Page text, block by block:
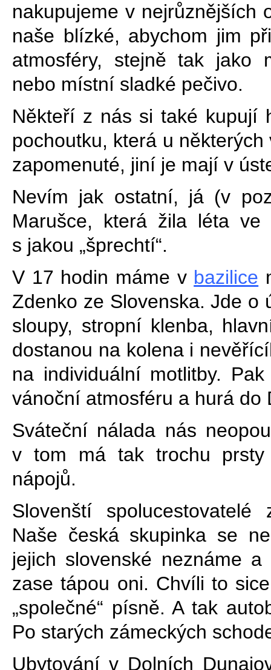
nakupujeme v nejrůznějších
naše blízké, abychom jim
atmosféry, stejně tak jako
nebo místní sladké pečivo.
Někteří z nás si také kupují
pochoutku, která u
zapomenuté, jiní je mají v
Nevím jak ostatní, já (v
Marušce, která žila léta ve
s jakou „šprechtí“.
V 17 hodin máme v bazilice
Zdenko ze Slovenska. Jde o
sloupy, stropní klenba,
dostanou na kolena i
na individuální motlitby.
vánoční atmosféru a hurá do
Sváteční nálada nás
v tom má tak trochu prsty
nápojů.
Slovenští
Naše česká skupinka se
jejich slovenské neznáme
zase tápou oni. Chvíli to
„společné“ písně. A tak
Po starých zámeckých
Ubytování v Dolních